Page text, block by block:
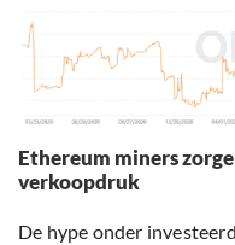
Ethereum miners
verkoopdruk
De hype onder